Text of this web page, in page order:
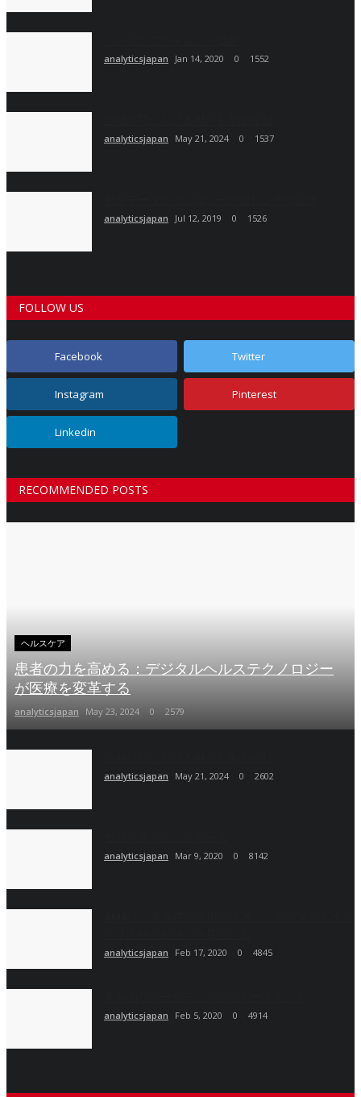
analyticsjapan Jan 14, 2020 0 1552
analyticsjapan May 21, 2024 0 1537
analyticsjapan Jul 12, 2019 0 1526
FOLLOW US
Facebook Twitter
Instagram Pinterest
Linkedin
RECOMMENDED POSTS
ヘルスケア
患者の力を高める：デジタルヘルステクノロジー
が医療を変革する
analyticsjapan May 23, 2024 0 2579
analyticsjapan May 21, 2024 0 2602
analyticsjapan Mar 9, 2020 0 8142
analyticsjapan Feb 17, 2020 0 4845
analyticsjapan Feb 5, 2020 0 4914